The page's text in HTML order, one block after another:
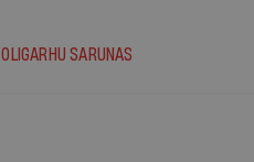
OLIGARHU SARUNAS